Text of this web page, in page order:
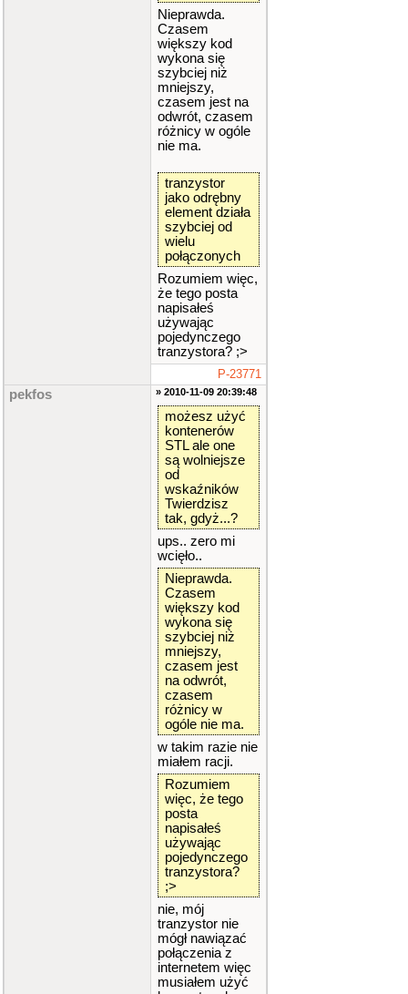
Nieprawda.
Czasem
większy kod
wykona się
szybciej niż
mniejszy,
czasem jest na
odwrót, czasem
różnicy w ogóle
nie ma.
tranzystor
jako odrębny
element działa
szybciej od
wielu
połączonych
Rozumiem więc,
że tego posta
napisałeś
używając
pojedynczego
tranzystora? ;>
P-23771
pekfos » 2010-11-09 20:39:48
możesz użyć
kontenerów
STL ale one
są wolniejsze
od
wskaźników
Twierdzisz
tak, gdyż...?
ups.. zero mi
wcięło..
Nieprawda.
Czasem
większy kod
wykona się
szybciej niż
mniejszy,
czasem jest
na odwrót,
czasem
różnicy w
ogóle nie ma.
w takim razie nie
miałem racji.
Rozumiem
więc, że tego
posta
napisałeś
używając
pojedynczego
tranzystora?
;>
nie, mój
tranzystor nie
mógł nawiązać
połączenia z
internetem więc
musiałem użyć